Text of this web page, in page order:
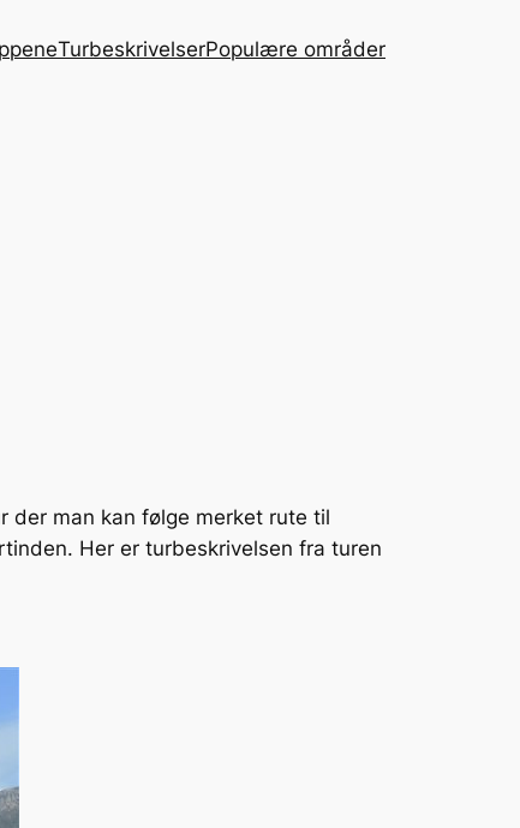
TurbeskrivelserPopulære områder
der man kan følge merket rute til
Her er turbeskrivelsen fra turen